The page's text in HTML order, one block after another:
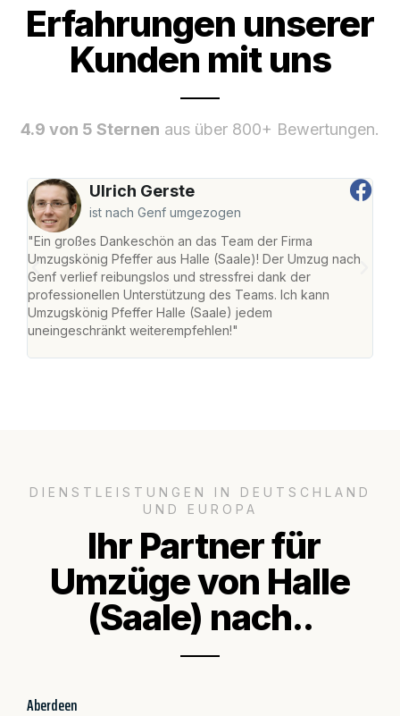
Erfahrungen unserer
Kunden mit uns
4.9 von 5 Sternen aus über 800+ Bewertungen.
Ulrich Gerste
ist nach Genf umgezogen
"Ein großes Dankeschön an das Team der Firma
Umzugskönig Pfeffer aus Halle (Saale)! Der Umzug nach
Genf verlief reibungslos und stressfrei dank der
professionellen Unterstützung des Teams. Ich kann
Umzugskönig Pfeffer Halle (Saale) jedem
uneingeschränkt weiterempfehlen!"
DIENSTLEISTUNGEN IN DEUTSCHLAND
UND EUROPA
Ihr Partner für
Umzüge von Halle
(Saale) nach..
Aberdeen